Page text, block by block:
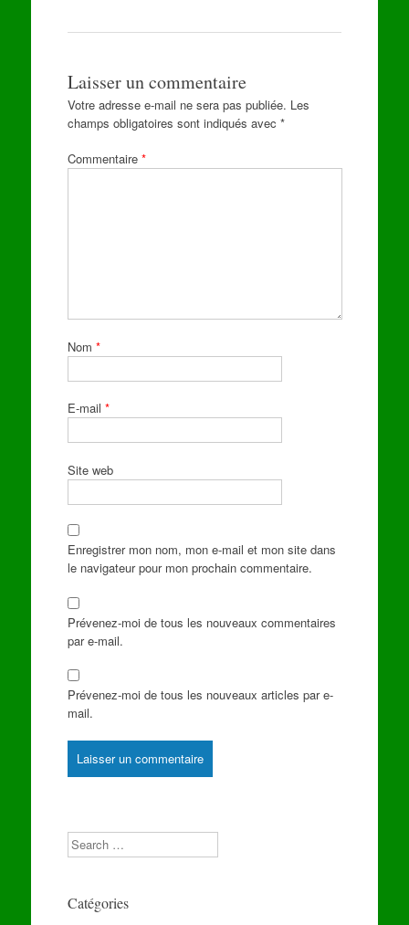
Laisser un commentaire
Votre adresse e-mail ne sera pas publiée. Les
champs obligatoires sont indiqués avec *
Commentaire *
Nom *
E-mail *
Site web
Enregistrer mon nom, mon e-mail et mon site dans
le navigateur pour mon prochain commentaire.
Prévenez-moi de tous les nouveaux commentaires
par e-mail.
Prévenez-moi de tous les nouveaux articles par e-
mail.
Search
Catégories